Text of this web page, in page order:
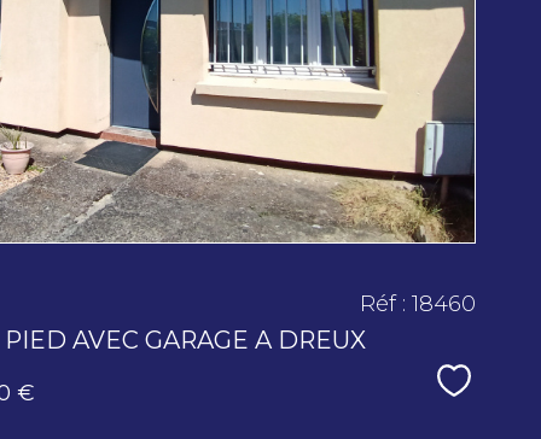
bien
AVEC GARAGE A DREUX
Réf : 18460
€